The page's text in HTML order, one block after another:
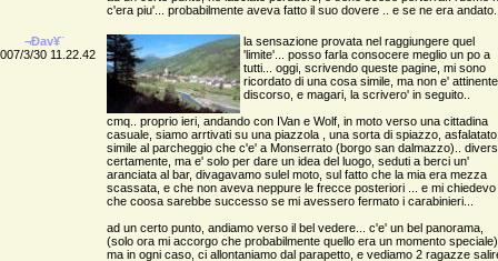
c'era piu'... probabilmente aveva fatto il suo dovere .. e se ne era andato...
¬Ðav¥¨
3/30 11.22.42
la sensazione provata nel raggiungere quel
'limite'... posso farla consocere meglio un po a
tutti... oggi, scrivendo queste pagine, mi sono
ricordato di una cosa simile, ma non e'
discorso, e magari, la scrivero' in seguito..
cmq.. proprio ieri, andando con IVan e Wolf, in moto verso una cittadina
casuale, siamo arrtivati su una piazzola , una sorta di spiazzo, asfalatato,
simile al parcheggio che c'e' a Monserrato (borgo san dalmazzo)..
certamente, ma e' solo per dare un idea del luogo, seduti a berci un'
aranciata al bar, divagavamo sulel moto, sul fatto che la mia era mezza
scassata, e che non aveva neppure le frecce posteriori ... e mi chiedevo
che coosa sarebbe successo se mi avessero fermato i carabinieri...
ad un certo punto, andiamo verso il bel vedere... c'e' un bel panorama,
(solo ora mi accorgo che probabilmente quello era un momento speciale),
ma in ogni caso, ci allontaniamo dal parapetto, e vediamo 2 ragazze